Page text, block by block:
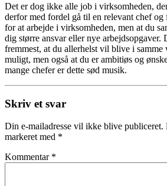
Det er dog ikke alle job i virksomheden,
derfor med fordel gå til en relevant chef
for at arbejde i virksomheden, men at du
dig større ansvar eller nye arbejdsopgaver.
fremmest, at du allerhelst vil blive i samme
muligt, men også at du er ambitiøs og
mange chefer er dette sød musik.
Skriv et svar
Din e-mailadresse vil ikke blive publiceret.
markeret med *
Kommentar *